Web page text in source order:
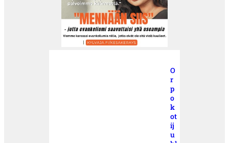
O
r
p
o
k
ot
ij
u